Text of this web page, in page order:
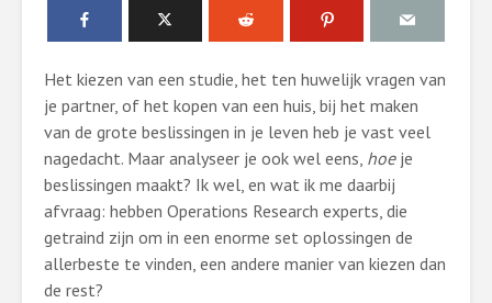
Het kiezen van een studie, het ten huwelijk vragen van
je partner, of het kopen van een huis, bij het maken
van de grote beslissingen in je leven heb je vast veel
nagedacht. Maar analyseer je ook wel eens, hoeje
beslissingen maakt? Ik wel, en wat ik me daarbij
afvraag: hebben Operations Research experts, die
getraind zijn om in een enorme set oplossingen de
allerbeste te vinden, een andere manier van kiezen dan
de rest?